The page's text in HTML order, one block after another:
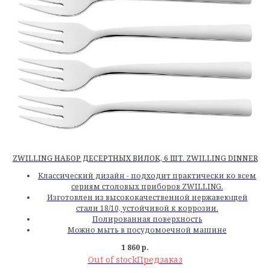
ZWILLING НАБОР ДЕСЕРТНЫХ ВИЛОК, 6 ШТ. ZWILLING DINNER
Классический дизайн - подходит практически ко всем
сериям столовых приборов ZWILLING.
Изготовлен из высококачественной нержавеющей
стали 18/10, устойчивой к коррозии.
Полированная поверхность
Можно мыть в посудомоечной машине
1 860р.
Out of stock